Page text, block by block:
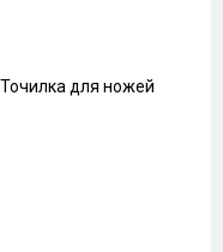
для ножей